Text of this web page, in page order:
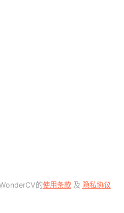
的使用条款及 隐私协议